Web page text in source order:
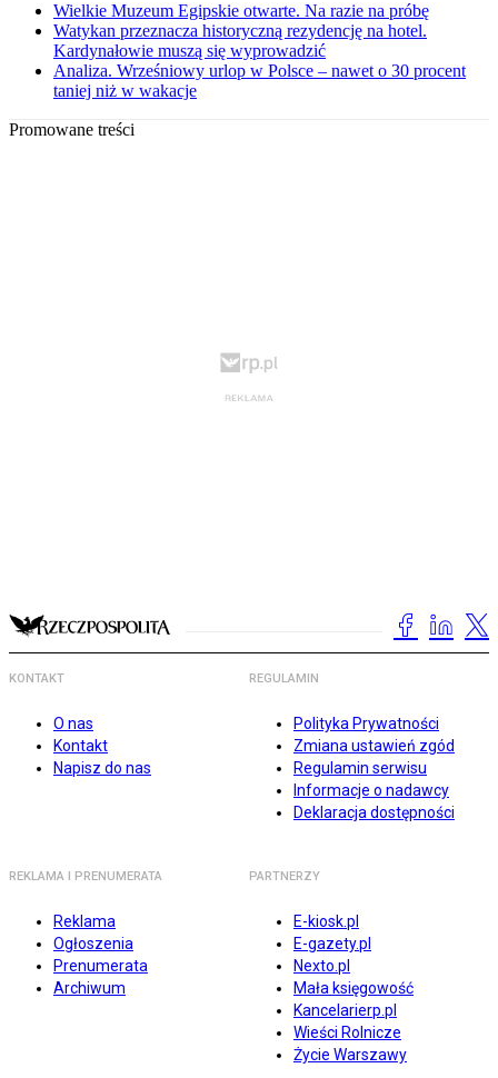
Wielkie Muzeum Egipskie otwarte. Na razie na próbę
Watykan przeznacza historyczną rezydencję na hotel.
Kardynałowie muszą się wyprowadzić
Analiza. Wrześniowy urlop w Polsce – nawet o 30 procent
taniej niż w wakacje
Promowane treści
KONTAKT
O nas
Kontakt
Napisz do nas
REGULAMIN
Polityka Prywatności
Zmiana ustawień zgód
Regulamin serwisu
Informacje o nadawcy
Deklaracja dostępności
REKLAMA I PRENUMERATA
Reklama
Ogłoszenia
Prenumerata
Archiwum
PARTNERZY
E-kiosk.pl
E-gazety.pl
Nexto.pl
Mała księgowość
Kancelarierp.pl
Wieści Rolnicze
Życie Warszawy